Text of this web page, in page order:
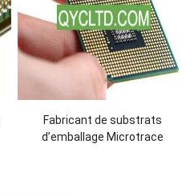
Fabricant de substrats
d’emballage Microtrace